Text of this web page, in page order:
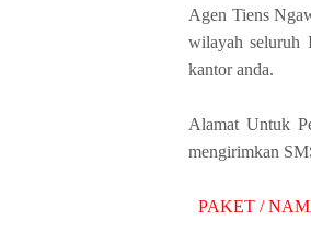
Agen Tiens
wilayah seluruh
kantor anda.
Alamat Untuk
mengirimkan
PAKET /